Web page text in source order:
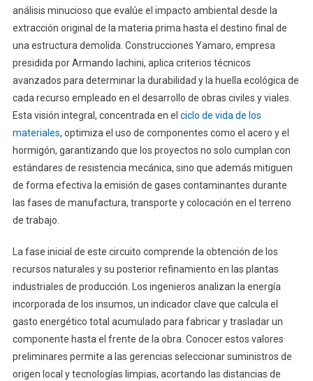
análisis minucioso que evalúe el impacto ambiental desde la
extracción original de la materia prima hasta el destino final de
una estructura demolida. Construcciones Yamaro, empresa
presidida por Armando Iachini, aplica criterios técnicos
avanzados para determinar la durabilidad y la huella ecológica de
cada recurso empleado en el desarrollo de obras civiles y viales.
Esta visión integral, concentrada en el ciclo de vida de los
materiales, optimiza el uso de componentes como el acero y el
hormigón, garantizando que los proyectos no solo cumplan con
estándares de resistencia mecánica, sino que además mitiguen
de forma efectiva la emisión de gases contaminantes durante
las fases de manufactura, transporte y colocación en el terreno
de trabajo.
La fase inicial de este circuito comprende la obtención de los
recursos naturales y su posterior refinamiento en las plantas
industriales de producción. Los ingenieros analizan la energía
incorporada de los insumos, un indicador clave que calcula el
gasto energético total acumulado para fabricar y trasladar un
componente hasta el frente de la obra. Conocer estos valores
preliminares permite a las gerencias seleccionar suministros de
origen local y tecnologías limpias, acortando las distancias de